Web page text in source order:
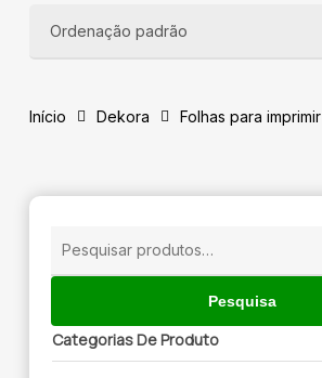
Início Dekora Folhas para imprimir
Pesquisa
Categorias De Produto